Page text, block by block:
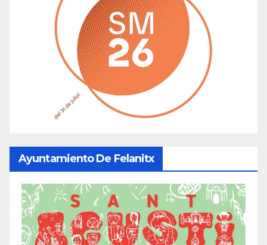
Ayuntamiento De Felanitx